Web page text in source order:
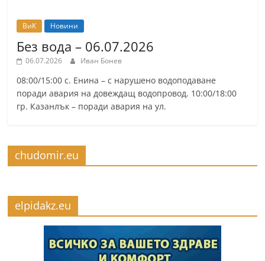
ВиК Новини
Без вода – 06.07.2026
06.07.2026 Иван Бонев
08:00/15:00 с. Енина – с нарушено водоподаване
поради авария на довеждащ водопровод. 10:00/18:00
гр. Казанлък – поради авария на ул.
chudomir.eu
elpidakz.eu